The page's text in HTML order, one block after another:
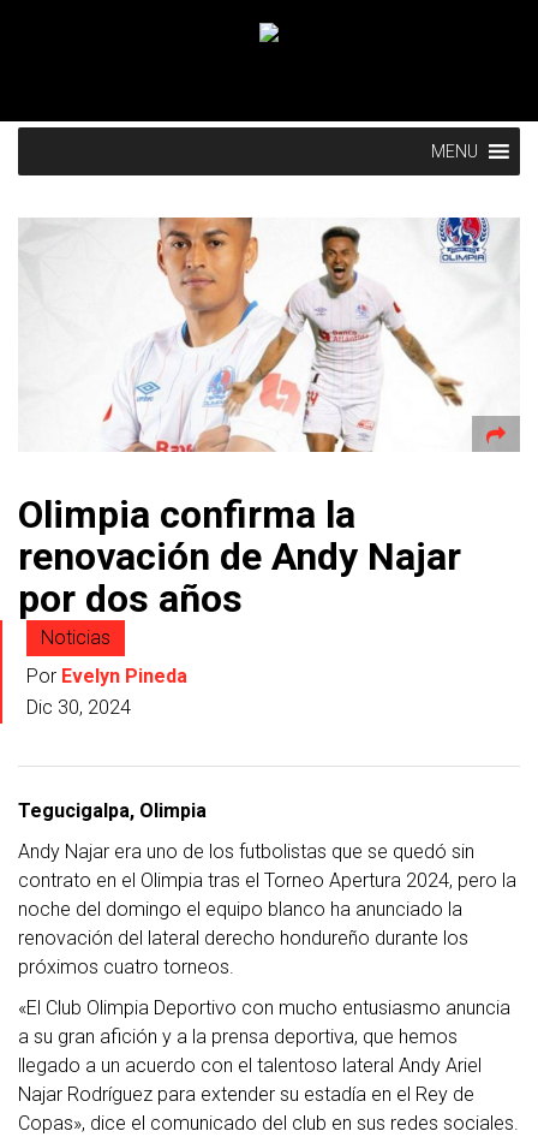
MENU
Olimpia confirma la
renovación de Andy Najar
por dos años
Noticias
Por Evelyn Pineda
Dic 30, 2024
Tegucigalpa, Olimpia
Andy Najar era uno de los futbolistas que se quedó sin
contrato en el Olimpia tras el Torneo Apertura 2024, pero la
noche del domingo el equipo blanco ha anunciado la
renovación del lateral derecho hondureño durante los
próximos cuatro torneos.
«El Club Olimpia Deportivo con mucho entusiasmo anuncia
a su gran afición y a la prensa deportiva, que hemos
llegado a un acuerdo con el talentoso lateral Andy Ariel
Najar Rodríguez para extender su estadía en el Rey de
Copas», dice el comunicado del club en sus redes sociales.